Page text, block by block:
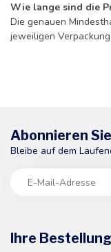
Wie lange sind die
Die genauen
jeweiligen
Ihre
Abonnieren
Bleibe auf dem